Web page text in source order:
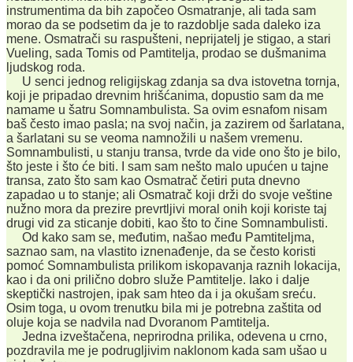
instrumentima da bih započeo Osmatranje, ali tada sam
morao da se podsetim da je to razdoblje sada daleko iza
mene. Osmatrači su raspušteni, neprijatelj je stigao, a stari
Vueling, sada Tomis od Pamtitelja, prodao se dušmanima
ljudskog roda.
U senci jednog religijskag zdanja sa dva istovetna tornja,
koji je pripadao drevnim hrišćanima, dopustio sam da me
namame u šatru Somnambulista. Sa ovim esnafom nisam
baš često imao pasla; na svoj način, ja zazirem od šarlatana,
a šarlatani su se veoma namnožili u našem vremenu.
Somnambulisti, u stanju transa, tvrde da vide ono što je bilo,
što jeste i što će biti. I sam sam nešto malo upućen u tajne
transa, zato što sam kao Osmatrač četiri puta dnevno
zapadao u to stanje; ali Osmatrač koji drži do svoje veštine
nužno mora da prezire prevrtljivi moral onih koji koriste taj
drugi vid za sticanje dobiti, kao što to čine Somnambulisti.
Od kako sam se, međutim, našao među Pamtiteljma,
saznao sam, na vlastito iznenađenje, da se često koristi
pomoć Somnambulista prilikom iskopavanja raznih lokacija,
kao i da oni prilično dobro služe Pamtitelje. Iako i dalje
skeptički nastrojen, ipak sam hteo da i ja okušam sreću.
Osim toga, u ovom trenutku bila mi je potrebna zaštita od
oluje koja se nadvila nad Dvoranom Pamtitelja.
Jedna izveštačena, neprirodna prilika, odevena u crno,
pozdravila me je podrugljivim naklonom kada sam ušao u